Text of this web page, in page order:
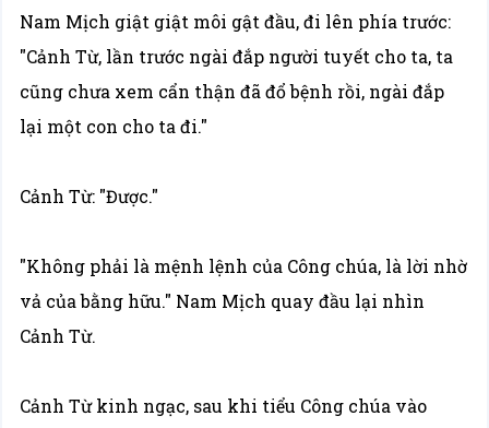
Nam Mịch giật giật môi gật đầu, đi lên phía trước:
"Cảnh Từ, lần trước ngài đắp người tuyết cho ta, ta
cũng chưa xem cẩn thận đã đổ bệnh rồi, ngài đắp
lại một con cho ta đi."
Cảnh Từ: "Được."
"Không phải là mệnh lệnh của Công chúa, là lời nhờ
vả của bằng hữu." Nam Mịch quay đầu lại nhìn
Cảnh Từ.
Cảnh Từ kinh ngạc, sau khi tiểu Công chúa vào